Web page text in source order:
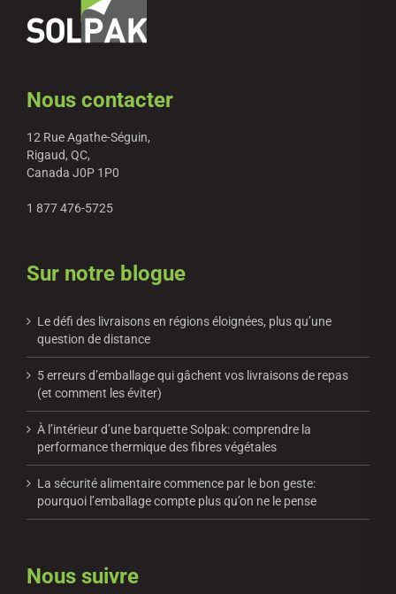
Nous contacter
12 Rue Agathe-Séguin,
Rigaud, QC,
Canada J0P 1P0
1 877 476-5725
Sur notre blogue
Le défi des livraisons en régions éloignées, plus qu’une
question de distance
5 erreurs d’emballage qui gâchent vos livraisons de repas
(et comment les éviter)
À l’intérieur d’une barquette Solpak: comprendre la
performance thermique des fibres végétales
La sécurité alimentaire commence par le bon geste:
pourquoi l’emballage compte plus qu’on ne le pense
Nous suivre